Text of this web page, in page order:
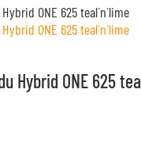
Hybrid ONE 625